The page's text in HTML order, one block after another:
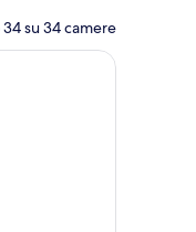
su 34 camere
con vista sulla città.
con un letto grande, una